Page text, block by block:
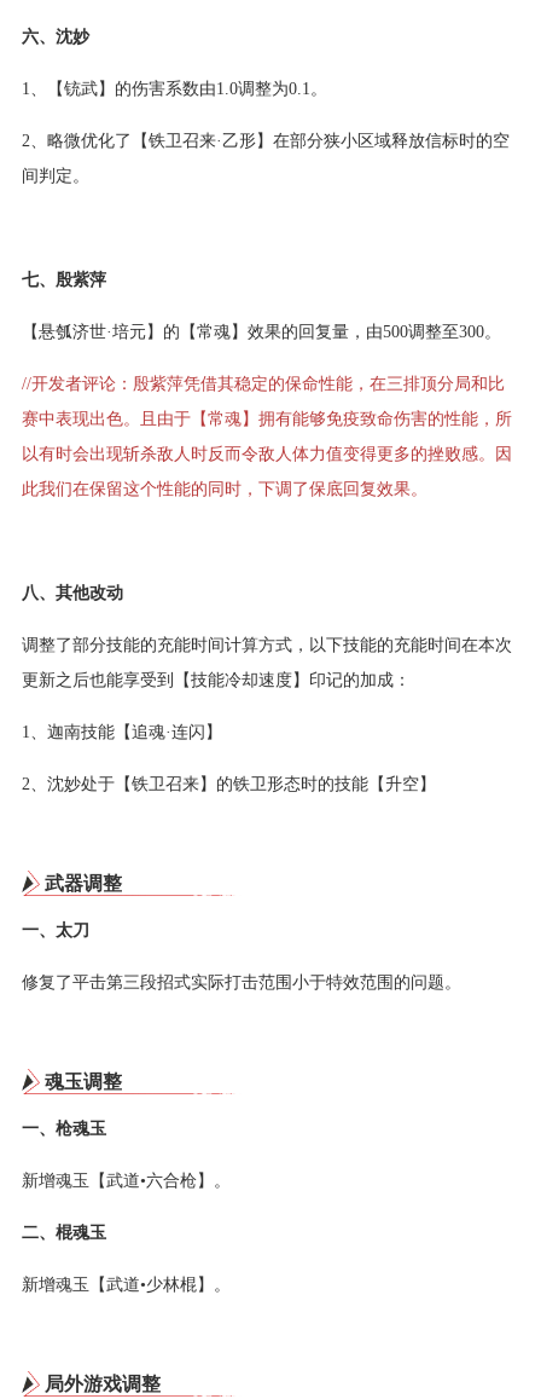
六、沈妙
1、【铳武】的伤害系数由1.0调整为0.1。
2、略微优化了【铁卫召来·乙形】在部分狭小区域释放信标时的空
间判定。
七、殷紫萍
【悬瓠济世·培元】的【常魂】效果的回复量，由500调整至300。
//开发者评论：殷紫萍凭借其稳定的保命性能，在三排顶分局和比
赛中表现出色。且由于【常魂】拥有能够免疫致命伤害的性能，所
以有时会出现斩杀敌人时反而令敌人体力值变得更多的挫败感。因
此我们在保留这个性能的同时，下调了保底回复效果。
八、其他改动
调整了部分技能的充能时间计算方式，以下技能的充能时间在本次
更新之后也能享受到【技能冷却速度】印记的加成：
1、迦南技能【追魂·连闪】
2、沈妙处于【铁卫召来】的铁卫形态时的技能【升空】
武器调整
一、太刀
修复了平击第三段招式实际打击范围小于特效范围的问题。
魂玉调整
一、枪魂玉
新增魂玉【武道•六合枪】。
二、棍魂玉
新增魂玉【武道•少林棍】。
局外游戏调整